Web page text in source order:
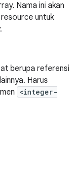
Nama ini akan
untuk
berupa referensi
Harus
<integer-